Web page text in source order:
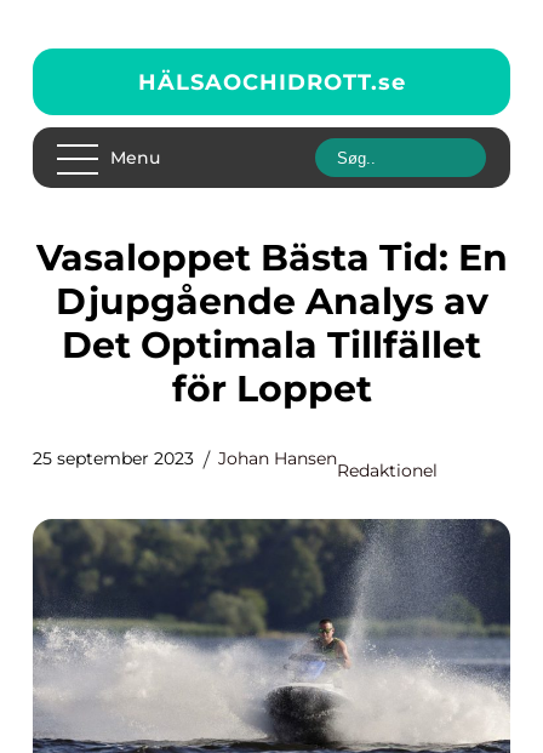
HÄLSAOCHIDROTT.se
Menu
Vasaloppet Bästa Tid: En
Djupgående Analys av
Det Optimala Tillfället
för Loppet
25 september 2023 Johan Hansen
Redaktionel